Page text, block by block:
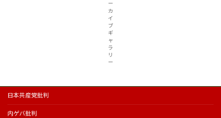
ー
カ
イ
ブ
ギ
ャ
ラ
リ
ー
日本共産党批判
内ゲバ批判